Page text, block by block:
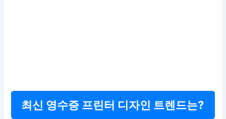
최신 영수증 프린터 디자인 트렌드는?